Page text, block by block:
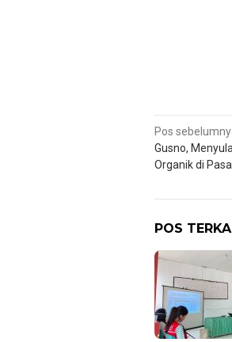
pos
Pos
Gusno,
Organik di
POS